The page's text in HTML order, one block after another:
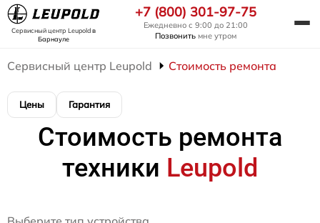
Сервисный центр Leupoldв
Барнауле
+7 (800) 301-97-75
Ежедневно с 9:00 до 21:00
Позвонить мне утром
Сервисный центр Leupold Стоимость ремонта
Цены Гарантия
Стоимость ремонта
техники Leupold